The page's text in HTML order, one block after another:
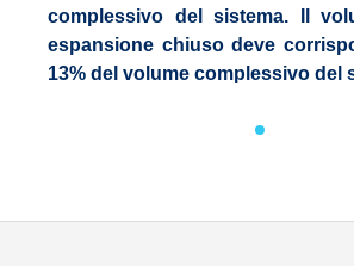
complessivo del sistema. Il
espansione chiuso deve
13% del volume complessivo del